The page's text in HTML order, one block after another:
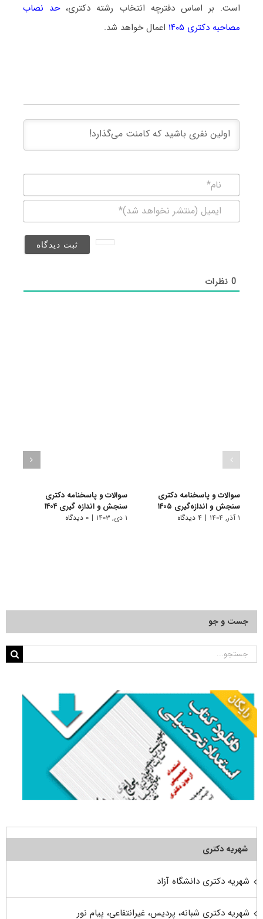
است. بر اساس دفترچه انتخاب رشته دکتری،حد نصاب
مصاحبه دکتری ۱۴۰۵
اعمال خواهد شد.
(منتشر
0نظرات
سوالات و پاسخنامه دکتری
سنجش و اندازه‌گیری ۱۴۰۵
۱ آذر, ۱۴۰۴ | ۴ دیدگاه
سوالات و پاسخنامه دکتری
سنجش و اندازه گیری ۱۴۰۴
۱ دی, ۱۴۰۳ | ۰ دیدگاه
جست و جو
جستجو
شهریه دکتری
شهریه دکتری دانشگاه آزاد
شهریه دکتری شبانه، پردیس، غیرانتفاعی، پیام نور